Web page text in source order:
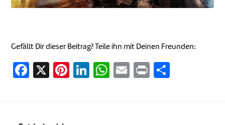
Gefällt Dir dieser Beitrag? Teile ihn mit Deinen Freunden:
Facebook
X Pinterest
LinkedIn
WhatsApp
EmailPrint